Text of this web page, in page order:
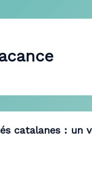
catalanes : un